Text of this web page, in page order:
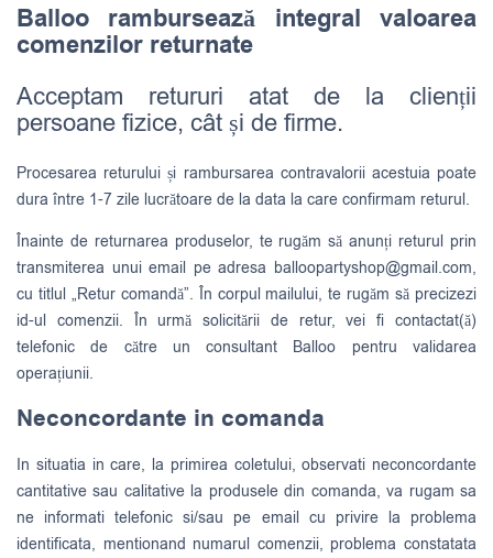
Balloo rambursează integral valoarea
comenzilor returnate
Acceptam retururi atat de la clienții
persoane fizice, cât și de firme.
Procesarea returului și rambursarea contravalorii acestuia poate
dura între 1-7 zile lucrătoare de la data la care confirmam returul.
Înainte de returnarea produselor, te rugăm să anunți returul prin
transmiterea unui email pe adresa balloopartyshop@gmail.com,
cu titlul „Retur comandă”. În corpul mailului, te rugăm să precizezi
id-ul comenzii. În urmă solicitării de retur, vei fi contactat(ă)
telefonic de către un consultant Balloo pentru validarea
operațiunii.
Neconcordante in comanda
In situatia in care, la primirea coletului, observati neconcordante
cantitative sau calitative la produsele din comanda, va rugam sa
ne informati telefonic si/sau pe email cu privire la problema
identificata, mentionand numarul comenzii, problema constatata